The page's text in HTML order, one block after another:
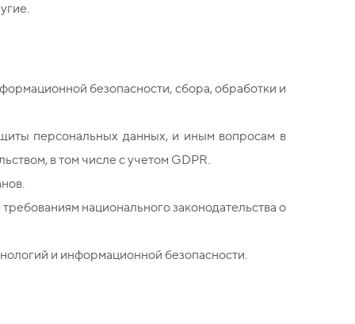
безопасности, сбора, обработки и
персональных данных, и иным вопросам в
в том числе с учетом GDPR.
национального законодательства о
и информационной безопасности.